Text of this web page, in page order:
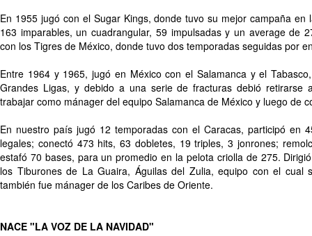
En 1955 jugó con el Sugar Kings, donde tuvo su mejor campaña en
163 imparables, un cuadrangular, 59 impulsadas y un average de
con los Tigres de México, donde tuvo dos temporadas seguidas por
Entre 1964 y 1965, jugó en México con el Salamanca y el
Grandes Ligas, y debido a una serie de fracturas debió
trabajar como mánager del equipo Salamanca de México y luego de
En nuestro país jugó 12 temporadas con el Caracas, participó en
legales; conectó 473 hits, 63 dobletes, 19 triples, 3 jonrones;
estafó 70 bases, para un promedio en la pelota criolla de 275.
los Tiburones de La Guaira, Águilas del Zulia, equipo con el cual
también fue mánager de los Caribes de Oriente.
NACE "LA VOZ DE LA NAVIDAD"